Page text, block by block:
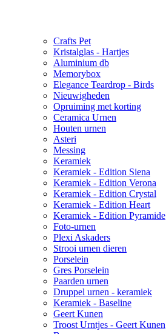
Crafts Pet
Kristalglas - Hartjes
Aluminium db
Memorybox
Elegance Teardrop - Birds
Nieuwigheden
Opruiming met korting
Ceramica Urnen
Houten urnen
Asteri
Messing
Keramiek
Keramiek - Edition Siena
Keramiek - Edition Verona
Keramiek - Edition Crystal
Keramiek - Edition Heart
Keramiek - Edition Pyramide
Foto-urnen
Plexi Askaders
Strooi urnen dieren
Porselein
Gres Porselein
Paarden urnen
Druppel urnen - keramiek
Keramiek - Baseline
Geert Kunen
Troost Urntjes - Geert Kunen